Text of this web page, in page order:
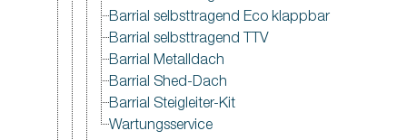
Barrial selbsttragend Eco klappbar
Barrial selbsttragend TTV
Barrial Metalldach
Barrial Shed-Dach
Barrial Steigleiter-Kit
Wartungsservice